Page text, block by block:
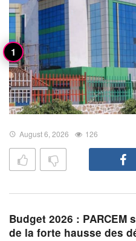
August 6, 2026 126
Budget 2026 : PARCEM
de la forte hausse des